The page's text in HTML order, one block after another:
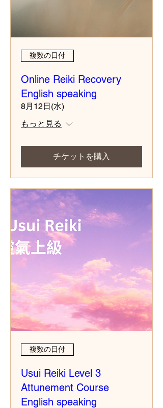
複数の日付
Online Reiki Recovery
English speaking
8月12日(水)
もっと見る
チケットを購入
複数の日付
Usui Reiki Level 3
Attunement Course
English speaking